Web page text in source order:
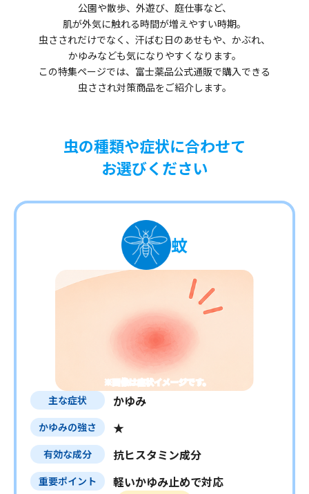
公園や散歩、外遊び、庭仕事など、
肌が外気に触れる時間が増えやすい時期。
虫さされだけでなく、汗ばむ日のあせもや、かぶれ、
かゆみなども気になりやすくなります。
この特集ページでは、富士薬品公式通販で購入できる
虫さされ対策商品をご紹介します。
虫の種類や症状に合わせて
お選びください
蚊
※画像は症状イメージです。
主な症状 かゆみ
かゆみの強さ ★
有効な成分 抗ヒスタミン成分
重要ポイント
軽いかゆみ止めで対応